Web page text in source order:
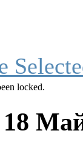
locked.
18